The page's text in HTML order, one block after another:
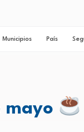
Municipios País
mayo